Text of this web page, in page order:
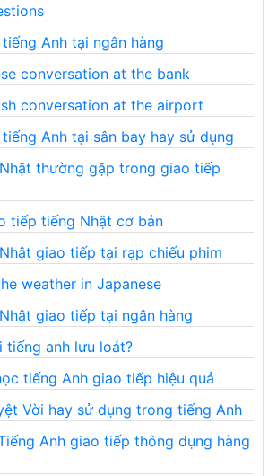
Anh tại ngân hàng
conversation at the bank
conversation at the airport
Anh tại sân bay hay sử dụng
thường gặp trong giao tiếp
tiếp tiếng Nhật cơ bản
giao tiếp tại rạp chiếu phim
weather in Japanese
giao tiếp tại ngân hàng
tiếng anh lưu loát?
tiếng Anh giao tiếp hiệu quả
Vời hay sử dụng trong tiếng Anh
Anh giao tiếp thông dụng hàng